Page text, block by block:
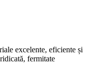
excelente, eficiente și
fermitate